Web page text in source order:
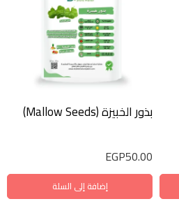
بذور الخبيزة (Mallow Seeds)
EGP50.00
إضافة إلى السلة